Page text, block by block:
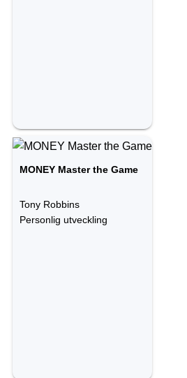
MONEY Master the Game
Tony Robbins
Personlig utveckling